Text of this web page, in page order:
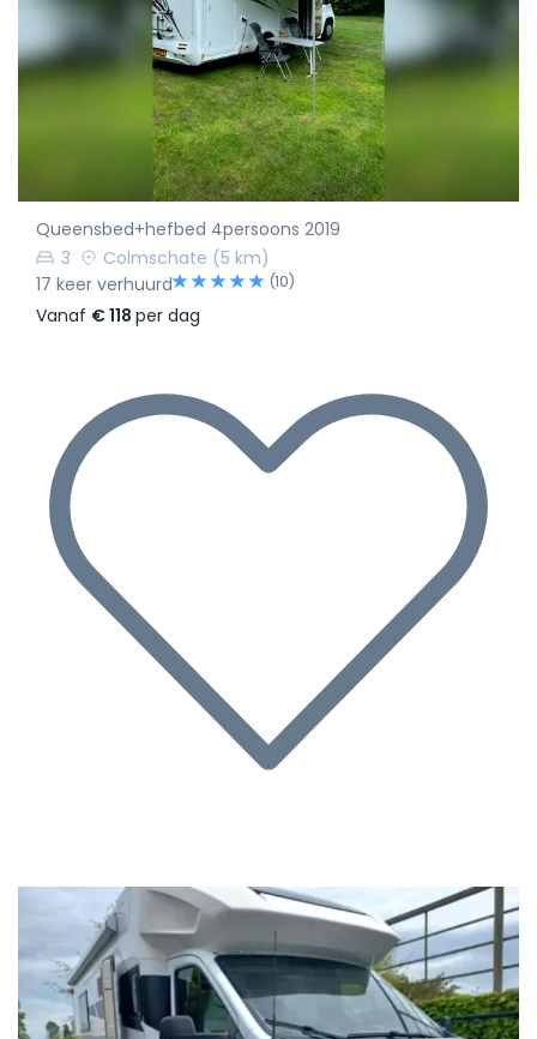
Queensbed+hefbed 4persoons 2019
3
Colmschate (5 km)
17 keer verhuurd
(10)
Vanaf € 118 per dag